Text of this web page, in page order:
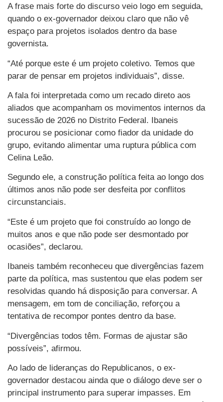
A frase mais forte do discurso veio logo em seguida,
quando o ex-governador deixou claro que não vê
espaço para projetos isolados dentro da base
governista.
“Até porque este é um projeto coletivo. Temos que
parar de pensar em projetos individuais”, disse.
A fala foi interpretada como um recado direto aos
aliados que acompanham os movimentos internos da
sucessão de 2026 no Distrito Federal. Ibaneis
procurou se posicionar como fiador da unidade do
grupo, evitando alimentar uma ruptura pública com
Celina Leão.
Segundo ele, a construção política feita ao longo dos
últimos anos não pode ser desfeita por conflitos
circunstanciais.
“Este é um projeto que foi construído ao longo de
muitos anos e que não pode ser desmontado por
ocasiões”, declarou.
Ibaneis também reconheceu que divergências fazem
parte da política, mas sustentou que elas podem ser
resolvidas quando há disposição para conversar. A
mensagem, em tom de conciliação, reforçou a
tentativa de recompor pontes dentro da base.
“Divergências todos têm. Formas de ajustar são
possíveis”, afirmou.
Ao lado de lideranças do Republicanos, o ex-
governador destacou ainda que o diálogo deve ser o
principal instrumento para superar impasses. Em